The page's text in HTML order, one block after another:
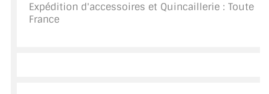
NOUS CONTACTER
Expédition d'accessoires et Quincaillerie : Toute
France